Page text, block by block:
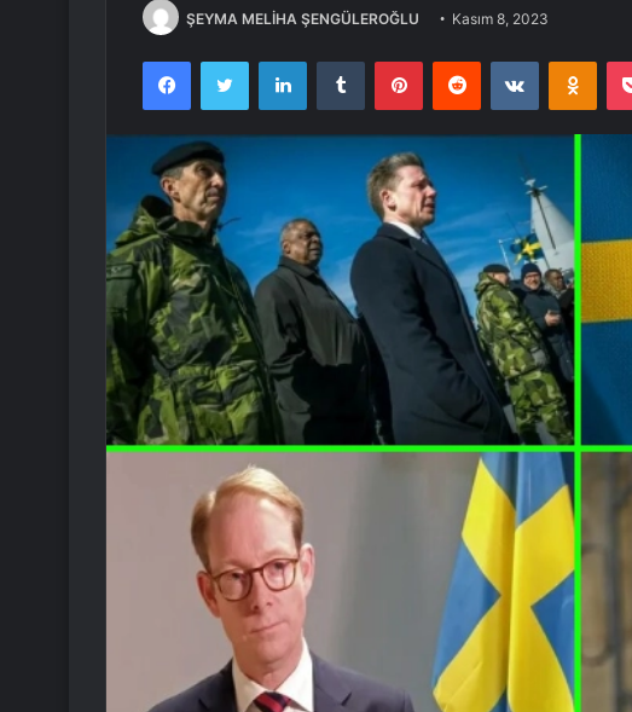
ŞEYMA MELİHA ŞENGÜLEROĞLU Kasım 8, 2023
FacebookTwitter LinkedInTumblr PinterestReddit VKontakte